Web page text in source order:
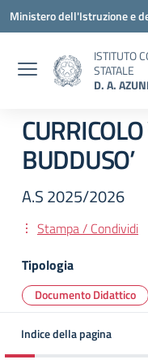
Vai ai contenuti
Vai al menu di navigazione
Vai al footer
Ministero dell'Istruzione e
ISTITUTO
STATALE
D. A. AZUNI
BUDDUSO’
A.S 2025/2026
Stampa / Condividi
Tipologia
Documento Didattico
Indice della pagina